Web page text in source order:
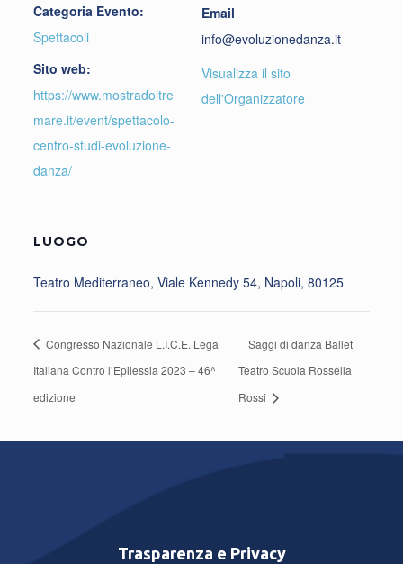
Categoria Evento:
Spettacoli
Sito web:
https://www.mostradoltre
mare.it/event/spettacolo-
centro-studi-evoluzione-
danza/
Email
info@evoluzionedanza.it
Visualizza il sito
dell'Organizzatore
LUOGO
Teatro Mediterraneo, Viale Kennedy 54, Napoli, 80125
Congresso Nazionale L.I.C.E. Lega
Italiana Contro l’Epilessia 2023 – 46^
edizione
Saggi di danza Ballet
Teatro Scuola Rossella
Rossi
Trasparenza e Privacy